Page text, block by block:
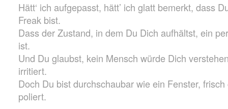
Hätt‘ ich aufgepasst, hätt’ ich glatt bemerkt, dass
Freak bist.
Dass der Zustand, in dem Du Dich aufhältst, ein
ist.
Und Du glaubst, kein Mensch würde Dich
irritiert.
Doch Du bist durchschaubar wie ein Fenster,
poliert.